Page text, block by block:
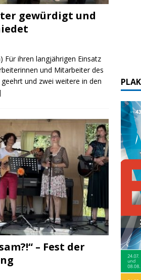
gewürdigt und
Für ihren langjährigen Einsatz
und Mitarbeiter des
und zwei weitere in den
– Fest der